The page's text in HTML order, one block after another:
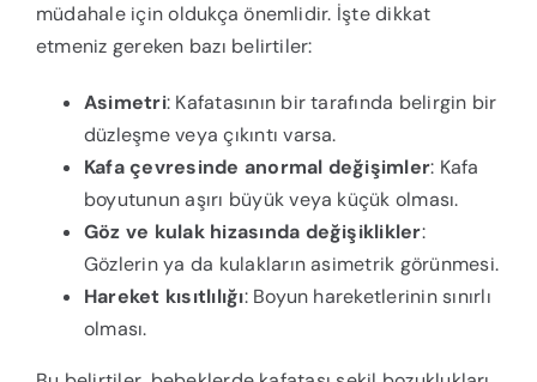
müdahale için oldukça önemlidir. İşte dikkat
etmeniz gereken bazı belirtiler:
Asimetri: Kafatasının bir tarafında belirgin bir
düzleşme veya çıkıntı varsa.
Kafa çevresinde anormal değişimler: Kafa
boyutunun aşırı büyük veya küçük olması.
Göz ve kulak hizasında değişiklikler:
Gözlerin ya da kulakların asimetrik görünmesi.
Hareket kısıtlılığı: Boyun hareketlerinin sınırlı
olması.